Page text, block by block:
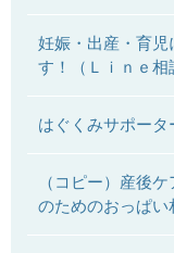
妊娠・出産・育児
す！（Ｌｉｎｅ相
はぐくみサポータ
（コピー）産後
のためのおっぱい